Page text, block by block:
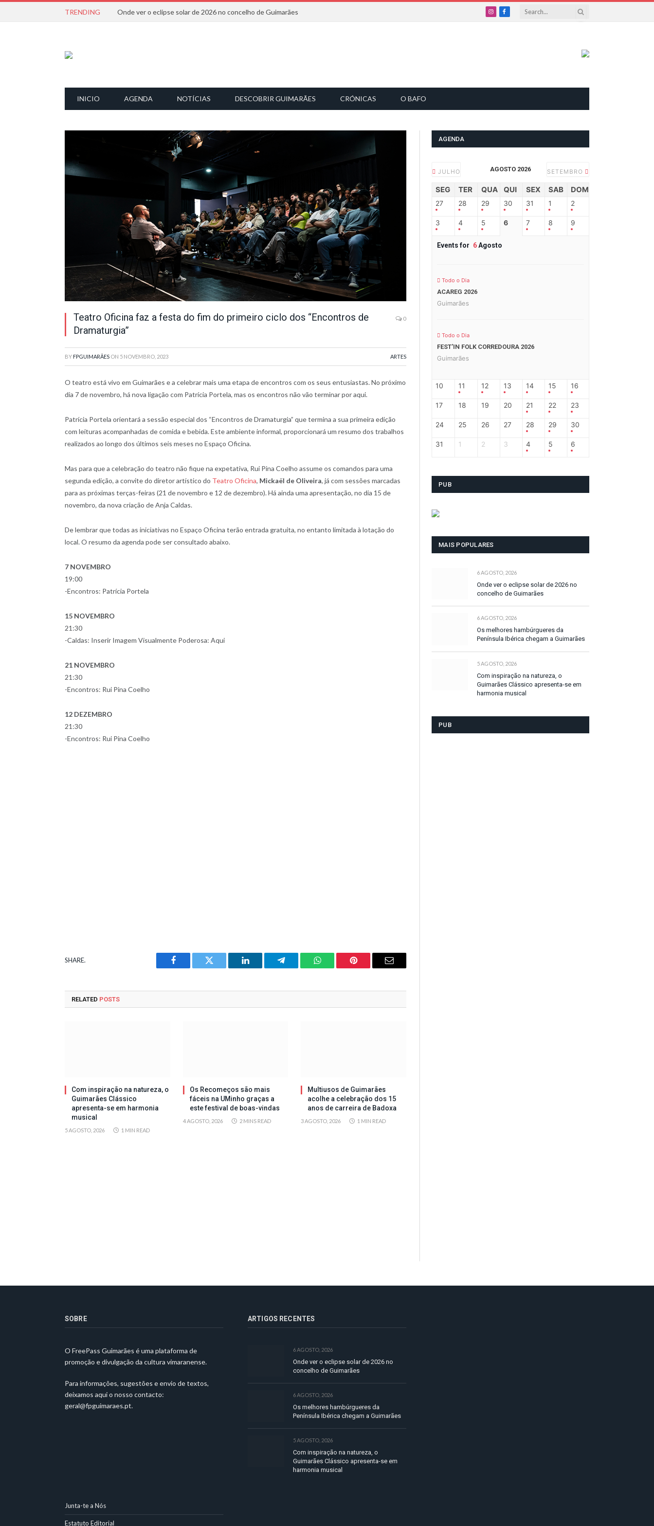
TRENDING Onde ver o eclipse solar de 2026 no concelho de Guimarães
InstagramFacebook
INICIO AGENDA NOTÍCIAS DESCOBRIR GUIMARÃES CRÓNICAS O BAFO
Teatro Oficina faz a festa do fim do primeiro ciclo dos “Encontros de
Dramaturgia”
0
BY FPGUIMARÃES ON 5 NOVEMBRO, 2023 ARTES
O teatro está vivo em Guimarães e a celebrar mais uma etapa de encontros com os seus entusiastas. No próximo
dia 7 de novembro, há nova ligação com Patrícia Portela, mas os encontros não vão terminar por aqui.
Patrícia Portela orientará a sessão especial dos “Encontros de Dramaturgia” que termina a sua primeira edição
com leituras acompanhadas de comida e bebida. Este ambiente informal, proporcionará um resumo dos trabalhos
realizados ao longo dos últimos seis meses no Espaço Oficina.
Mas para que a celebração do teatro não fique na expetativa, Rui Pina Coelho assume os comandos para uma
segunda edição, a convite do diretor artístico do Teatro Oficina, Mickaël de Oliveira, já com sessões marcadas
para as próximas terças-feiras (21 de novembro e 12 de dezembro). Há ainda uma apresentação, no dia 15 de
novembro, da nova criação de Anja Caldas.
De lembrar que todas as iniciativas no Espaço Oficina terão entrada gratuita, no entanto limitada à lotação do
local. O resumo da agenda pode ser consultado abaixo.
7 NOVEMBRO
19:00
-Encontros: Patrícia Portela
15 NOVEMBRO
21:30
-Caldas: Inserir Imagem Visualmente Poderosa: Aqui
21 NOVEMBRO
21:30
-Encontros: Rui Pina Coelho
12 DEZEMBRO
21:30
-Encontros: Rui Pina Coelho
SHARE.
Facebook Twitter LinkedIn Telegram WhatsAppPinterest Email
RELATED POSTS
Com inspiração na natureza, o
Guimarães Clássico
apresenta-se em harmonia
musical
5 AGOSTO, 2026 1 MIN READ
Os Recomeços são mais
fáceis na UMinho graças a
este festival de boas-vindas
4 AGOSTO, 2026 2 MINS READ
Multiusos de Guimarães
acolhe a celebração dos 15
anos de carreira de Badoxa
3 AGOSTO, 2026 1 MIN READ
AGENDA
JULHO AGOSTO 2026 SETEMBRO
SEG TER QUA QUI SEX SAB DOM
27 28 29 30 31 1 2
3 4 5 6 7 8 9
Events for 6Agosto
Todo o Dia
ACAREG 2026
Guimarães
Todo o Dia
FEST’IN FOLK CORREDOURA 2026
Guimarães
10 11 12 13 14 15 16
17 18 19 20 21 22 23
24 25 26 27 28 29 30
31 1 2 3 4 5 6
PUB
MAIS POPULARES
6 AGOSTO, 2026
Onde ver o eclipse solar de 2026 no
concelho de Guimarães
6 AGOSTO, 2026
Os melhores hambúrgueres da
Península Ibérica chegam a Guimarães
5 AGOSTO, 2026
Com inspiração na natureza, o
Guimarães Clássico apresenta-se em
harmonia musical
PUB
SOBRE
O FreePass Guimarães é uma plataforma de
promoção e divulgação da cultura vimaranense.
Para informações, sugestões e envio de textos,
deixamos aqui o nosso contacto:
geral@fpguimaraes.pt.
ARTIGOS RECENTES
6 AGOSTO, 2026
Onde ver o eclipse solar de 2026 no
concelho de Guimarães
6 AGOSTO, 2026
Os melhores hambúrgueres da
Península Ibérica chegam a Guimarães
5 AGOSTO, 2026
Com inspiração na natureza, o
Guimarães Clássico apresenta-se em
harmonia musical
Junta-te a Nós
Estatuto Editorial